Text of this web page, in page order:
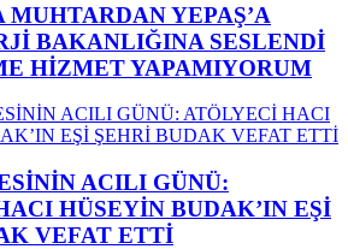
MUHTARDAN YEPAŞ’A
BAKANLIĞINA SESLENDİ
HİZMET YAPAMIYORUM
ACILI GÜNÜ:
HÜSEYİN BUDAK’IN EŞİ
VEFAT ETTİ